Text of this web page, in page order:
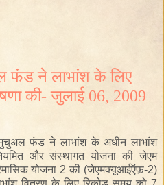
फंड ने लाभांश के लिए
की- जुलाई 06, 2009
फंड ने लाभांश के अधीन लाभांश
और संस्थागत योजनाकी जेएम
योजना 2 की (जेएमक्यूआईऍफ़-2)